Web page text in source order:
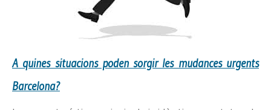
A quines situacions poden sorgir les mudances urgents
Barcelona?